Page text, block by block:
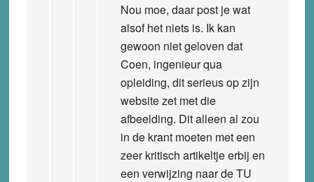
Nou moe, daar post je wat
alsof het niets is. Ik kan
gewoon niet geloven dat
Coen, ingenieur qua
opleiding, dit serieus op zijn
website zet met die
afbeelding. Dit alleen al zou
in de krant moeten met een
zeer kritisch artikeltje erbij en
een verwijzing naar de TU